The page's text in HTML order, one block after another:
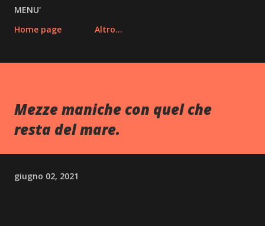
MENU'
Home page
Altro…
Mezze maniche con quel che
resta del mare.
giugno 02, 2021